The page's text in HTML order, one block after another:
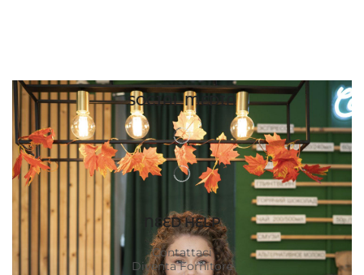
SOCIAL MEDIA
NEED HELP
Contattaci
Diventa Fornitore